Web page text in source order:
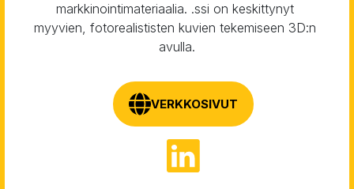
markkinointimateriaalia. .ssi on keskittynyt
myyvien, fotorealististen kuvien tekemiseen 3D:n
avulla.
VERKKOSIVUT